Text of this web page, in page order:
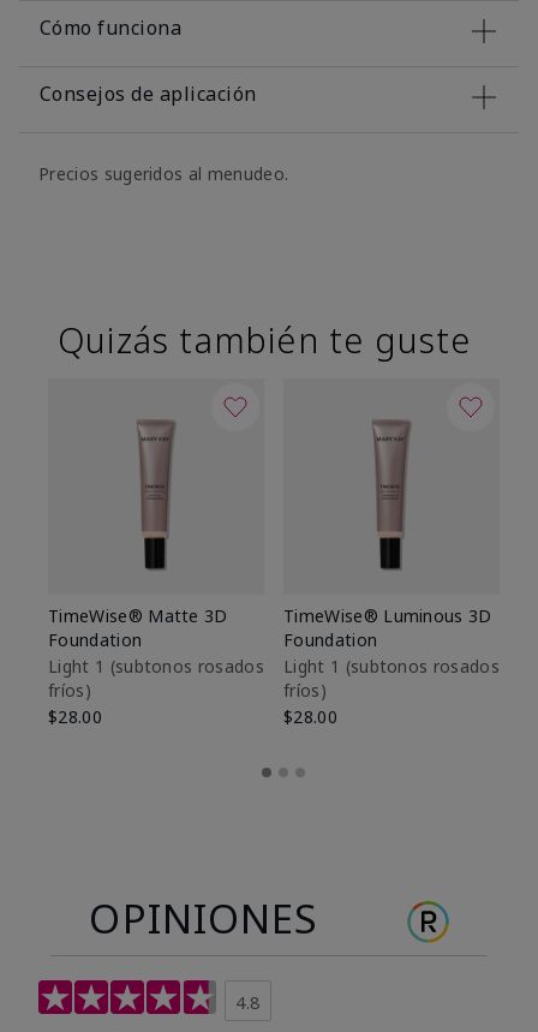
Cómo funciona
Consejos de aplicación
Precios sugeridos al menudeo.
Quizás también te guste
TimeWise® Matte 3D
Foundation
Light 1​ (subtonos rosados
fríos)
$28.00
TimeWise® Luminous 3D
Foundation
Light 1​ (subtonos rosados
fríos)
$28.00
OPINIONES
4.8